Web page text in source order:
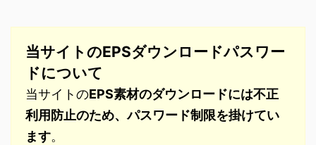
当サイトのEPSダウンロードパスワー
ドについて
当サイトのEPS素材のダウンロードには不正
利用防止のため、パスワード制限を掛けてい
ます。